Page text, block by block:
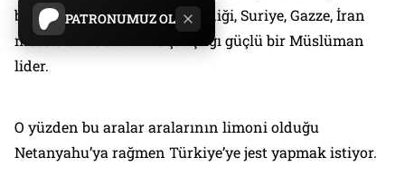
PATRONUMUZ OL
bırakmayan, Biden’ın sevmediği, Suriye, Gazze, İran
meselelerinde birlikte çalıştığı güçlü bir Müslüman
lider.
O yüzden bu aralar aralarının limoni olduğu
Netanyahu’ya rağmen Türkiye’ye jest yapmak istiyor.